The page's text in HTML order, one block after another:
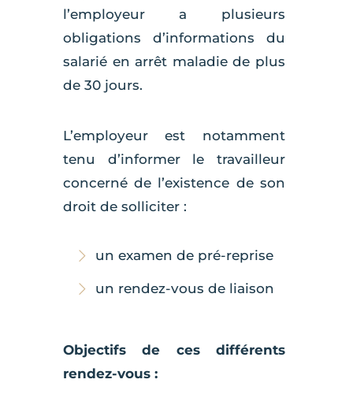
l’employeur a plusieurs
obligations d’informations du
salarié en arrêt maladie de plus
de 30 jours.
L’employeur est notamment
tenu d’informer le travailleur
concerné de l’existence de son
droit de solliciter :
un examen de pré-reprise
un rendez-vous de liaison
Objectifs de ces différents
rendez-vous :